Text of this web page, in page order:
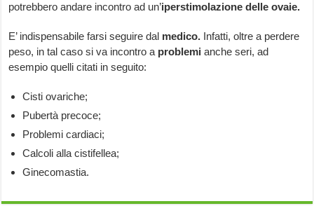
potrebbero andare incontro ad un’iperstimolazione delle ovaie.
E’ indispensabile farsi seguire dal medico. Infatti, oltre a perdere
peso, in tal caso si va incontro a problemi anche seri, ad
esempio quelli citati in seguito:
Cisti ovariche;
Pubertà precoce;
Problemi cardiaci;
Calcoli alla cistifellea;
Ginecomastia.